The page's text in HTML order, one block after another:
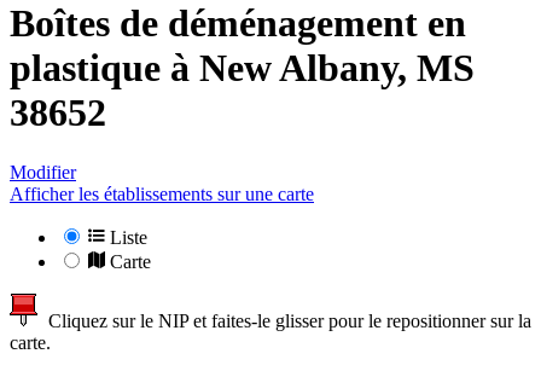
Boîtes de déménagement en
plastique à New Albany, MS
38652
Modifier
Afficher les établissements sur une carte
Liste
Carte
Cliquez sur le NIP et faites-le glisser pour le repositionner sur la
carte.